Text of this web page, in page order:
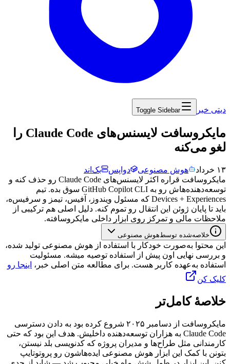
دیتی خبر Toggle Sidebar
‏مایکروسافت لایسنس‌های Claude Code را
لغو می‌کنه
۱۳ خرداد هوش مصنوعی دواپس
بک‌اند
مایکروسافت قراره اکثر لایسنس‌های Claude Code رو حذف کنه و
توسعه‌دهنده‌هاش رو به GitHub Copilot CLI سوق بده. تیم
Experiences
+
Devices که مسئول ویندوز، آفیس، تیمز و سرفیس‌ه،
باید تا پایان ژوئن این انتقال رو تموم کنه. دلیل اصلی هم ترکیبی از
ملاحظات مالی و تمرکز روی ابزار داخلی مایکروسافته.
خلاصه‌شده توسطهوش مصنوعی
این محتوا به‌صورت خودکار با استفاده از هوش مصنوعی تولید شده،
و بررسی نهایی اون پیش از استفاده توصیه میشه. مسئولیت
استفاده به‌عهده کاربر هست. برای مطالعه متن اصلی خبر، اینجا رو
کلیک کن
خلاصهٔ کامل‌تر
مایکروسافت از دسامبر ۲۰۲۵ شروع کرده بود به دادن دسترسی
Claude Code به هزاران توسعه‌دهنده داخلیش. هدف این بود که حتی
کارمندانی مثل طراح‌ها و مدیران پروژه که کدنویسی بلد نیستن،
بتونن با کمک این ابزار هوش مصنوعی ایده‌هاشون رو پروتوتایپ